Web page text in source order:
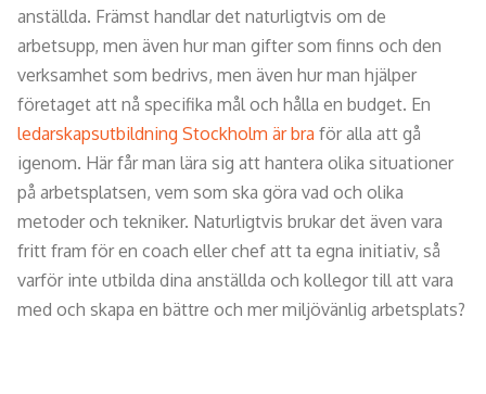
anställda. Främst handlar det naturligtvis om de
arbetsupp, men även hur man gifter som finns och den
verksamhet som bedrivs, men även hur man hjälper
företaget att nå specifika mål och hålla en budget. En
ledarskapsutbildning Stockholm är bra för alla att gå
igenom. Här får man lära sig att hantera olika situationer
på arbetsplatsen, vem som ska göra vad och olika
metoder och tekniker. Naturligtvis brukar det även vara
fritt fram för en coach eller chef att ta egna initiativ, så
varför inte utbilda dina anställda och kollegor till att vara
med och skapa en bättre och mer miljövänlig arbetsplats?